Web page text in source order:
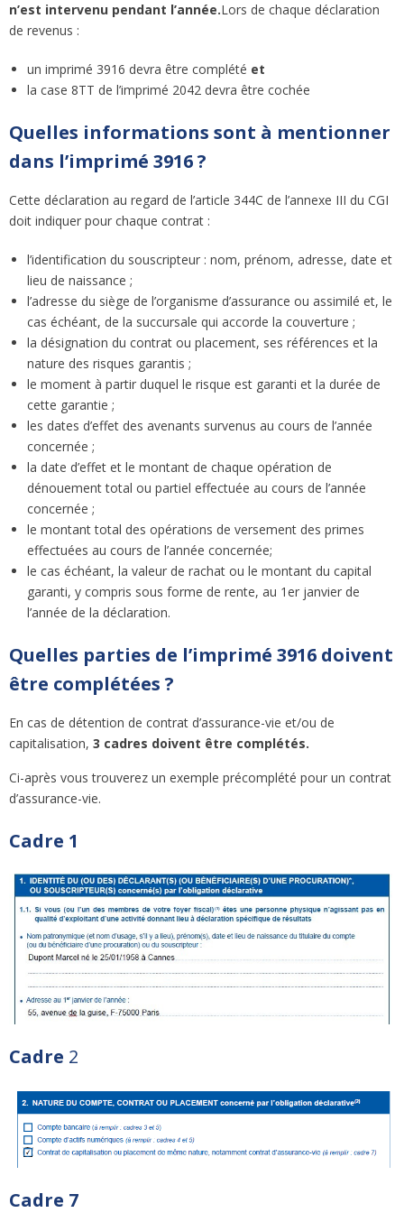
n’est intervenu pendant l’année.Lors de chaque déclaration
de revenus :
un imprimé 3916 devra être complété et
la case 8TT de l’imprimé 2042 devra être cochée
Quelles informations sont à mentionner
dans l’imprimé 3916 ?
Cette déclaration au regard de l’article 344C de l’annexe III du CGI
doit indiquer pour chaque contrat :
l’identification du souscripteur : nom, prénom, adresse, date et
lieu de naissance ;
l’adresse du siège de l’organisme d’assurance ou assimilé et, le
cas échéant, de la succursale qui accorde la couverture ;
la désignation du contrat ou placement, ses références et la
nature des risques garantis ;
le moment à partir duquel le risque est garanti et la durée de
cette garantie ;
les dates d’effet des avenants survenus au cours de l’année
concernée ;
la date d’effet et le montant de chaque opération de
dénouement total ou partiel effectuée au cours de l’année
concernée ;
le montant total des opérations de versement des primes
effectuées au cours de l’année concernée;
le cas échéant, la valeur de rachat ou le montant du capital
garanti, y compris sous forme de rente, au 1er janvier de
l’année de la déclaration.
Quelles parties de l’imprimé 3916 doivent
être complétées ?
En cas de détention de contrat d’assurance-vie et/ou de
capitalisation, 3 cadres doivent être complétés.
Ci-après vous trouverez un exemple précomplété pour un contrat
d’assurance-vie.
Cadre 1
Cadre 2
Cadre 7